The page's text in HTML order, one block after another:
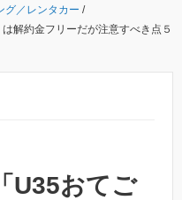
グ／レンタカー /
解約金フリーだが注意すべき点５
U35おてご